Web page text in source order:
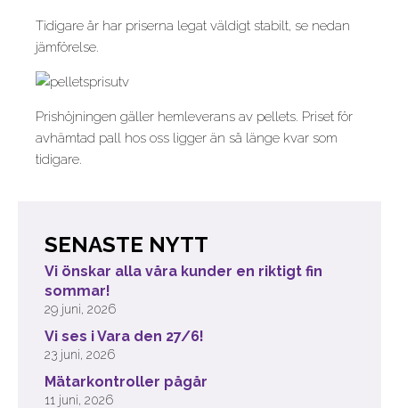
Tidigare år har priserna legat väldigt stabilt, se nedan
jämförelse.
Prishöjningen gäller hemleverans av pellets. Priset för
avhämtad pall hos oss ligger än så länge kvar som
tidigare.
SENASTE NYTT
Vi önskar alla våra kunder en riktigt fin
sommar!
29 juni, 2026
Vi ses i Vara den 27/6!
23 juni, 2026
Mätarkontroller pågår
11 juni, 2026